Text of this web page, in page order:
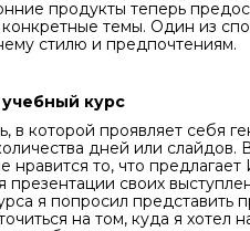
продукты теперь
темы. Один из
стилю и предпочтениям.
курс
в которой проявляет себя
дней или слайдов.
нравится то, что
презентации своих
я попросил представить
на том, куда я хотел